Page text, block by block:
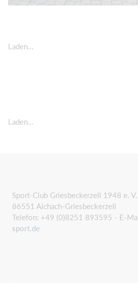
Laden...
Laden...
Sport-Club Griesbeckerzell 1948 e.
86551 Aichach-Griesbeckerzell
Telefon: +49 (0)8251 893595 - E-
sport.de